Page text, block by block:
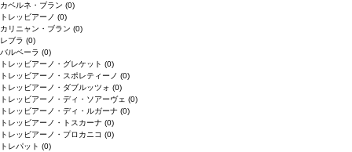
カベルネ・ブラン (0)
トレッビアーノ (0)
カリニャン・ブラン (0)
レブラ (0)
バルベーラ (0)
トレッビアーノ・グレケット (0)
トレッビアーノ・スポレティーノ (0)
トレッビアーノ・ダブルッツォ (0)
トレッビアーノ・ディ・ソアーヴェ (0)
トレッビアーノ・ディ・ルガーナ (0)
トレッビアーノ・トスカーナ (0)
トレッビアーノ・プロカニコ (0)
トレパット (0)